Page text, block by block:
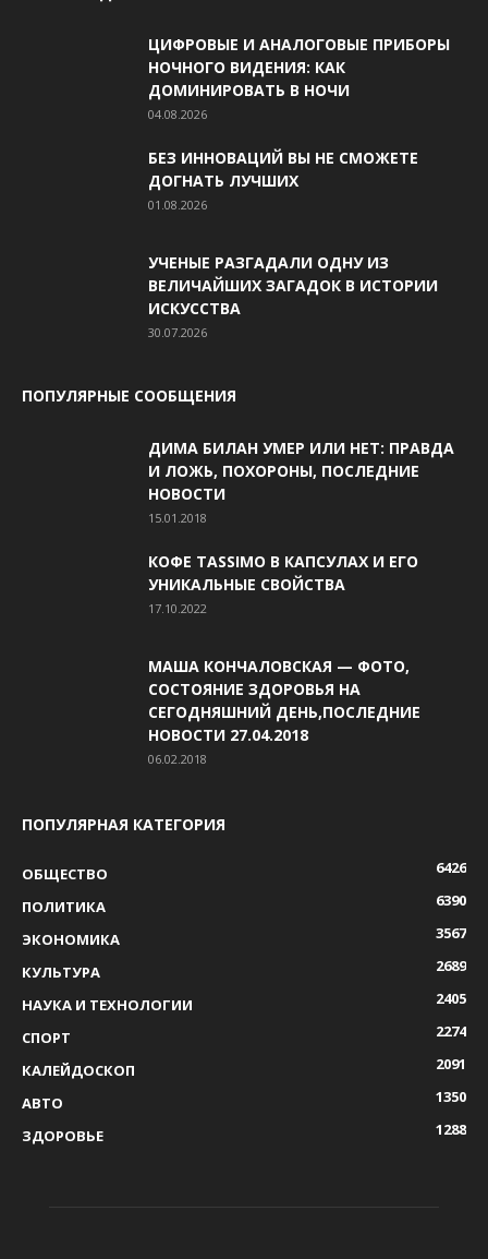
ЦИФРОВЫЕ И АНАЛОГОВЫЕ ПРИБОРЫ
НОЧНОГО ВИДЕНИЯ: КАК
ДОМИНИРОВАТЬ В НОЧИ
04.08.2026
БЕЗ ИННОВАЦИЙ ВЫ НЕ СМОЖЕТЕ
ДОГНАТЬ ЛУЧШИХ
01.08.2026
УЧЕНЫЕ РАЗГАДАЛИ ОДНУ ИЗ
ВЕЛИЧАЙШИХ ЗАГАДОК В ИСТОРИИ
ИСКУССТВА
30.07.2026
ПОПУЛЯРНЫЕ СООБЩЕНИЯ
ДИМА БИЛАН УМЕР ИЛИ НЕТ: ПРАВДА
И ЛОЖЬ, ПОХОРОНЫ, ПОСЛЕДНИЕ
НОВОСТИ
15.01.2018
КОФЕ TASSIMO В КАПСУЛАХ И ЕГО
УНИКАЛЬНЫЕ СВОЙСТВА
17.10.2022
МАША КОНЧАЛОВСКАЯ — ФОТО,
СОСТОЯНИЕ ЗДОРОВЬЯ НА
СЕГОДНЯШНИЙ ДЕНЬ,ПОСЛЕДНИЕ
НОВОСТИ 27.04.2018
06.02.2018
ПОПУЛЯРНАЯ КАТЕГОРИЯ
ОБЩЕСТВО
6426
ПОЛИТИКА
6390
ЭКОНОМИКА
3567
КУЛЬТУРА
2689
НАУКА И ТЕХНОЛОГИИ
2405
СПОРТ
2274
КАЛЕЙДОСКОП
2091
АВТО
1350
ЗДОРОВЬЕ
1288